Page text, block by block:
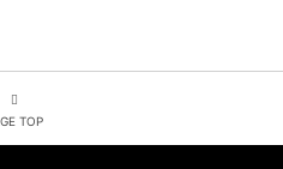
TOP